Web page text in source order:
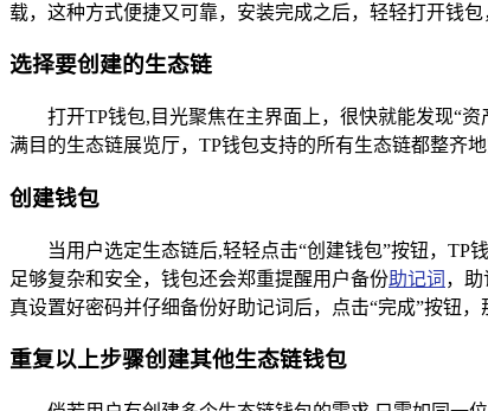
载，这种方式便捷又可靠，安装完成之后，轻轻打开钱
选择要创建的生态链
打开TP钱包,目光聚焦在主界面上，很快就能发现“
满目的生态链展览厅，TP钱包支持的所有生态链都整齐
创建钱包
当用户选定生态链后,轻轻点击“创建钱包”按钮，
足够复杂和安全，钱包还会郑重提醒用户备份助记词 ，
真设置好密码并仔细备份好助记词后，点击“完成”按钮
重复以上步骤创建其他生态链钱包